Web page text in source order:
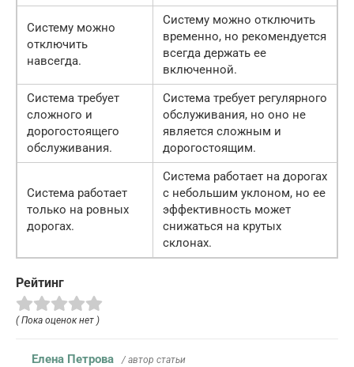
Систему можно
отключить
навсегда.
Систему можно отключить
временно, но рекомендуется
всегда держать ее
включенной.
Система требует
сложного и
дорогостоящего
обслуживания.
Система требует регулярного
обслуживания, но оно не
является сложным и
дорогостоящим.
Система работает
только на ровных
дорогах.
Система работает на дорогах
с небольшим уклоном, но ее
эффективность может
снижаться на крутых
склонах.
Рейтинг
( Пока оценок нет )
Елена Петрова / автор статьи